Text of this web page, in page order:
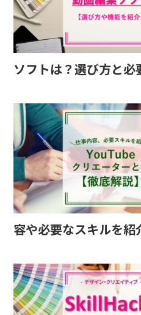
ソフトは？選び方と必
容や必要なスキルを紹